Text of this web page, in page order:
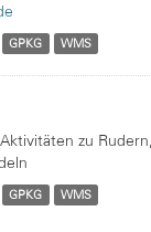
GPKG WMS
zu
GPKG WMS